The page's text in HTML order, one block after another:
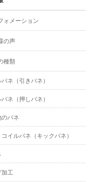
ォメーション
の声
種類
ネ（引きバネ）
ネ（押しバネ）
のバネ
イルバネ（キックバネ）
加工